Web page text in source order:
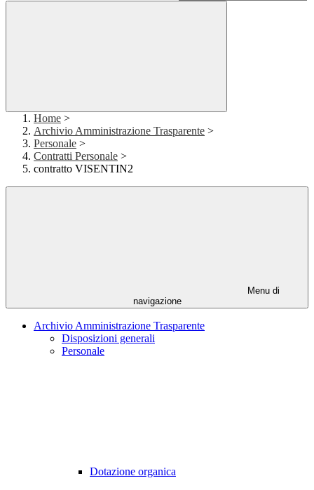
Home >
Archivio Amministrazione Trasparente >
Personale >
Contratti Personale >
contratto VISENTIN2
Menu di
navigazione
Archivio Amministrazione Trasparente
Disposizioni generali
Personale
Dotazione organica